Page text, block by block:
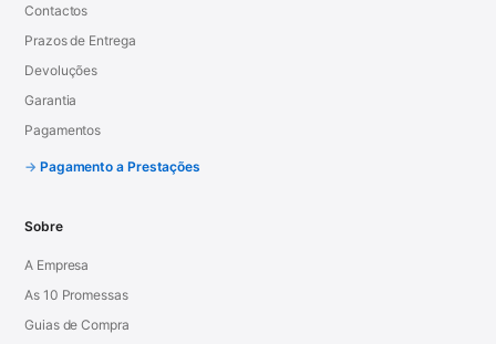
Contactos
Prazos de Entrega
Devoluções
Garantia
Pagamentos
Pagamento a Prestações
Sobre
A Empresa
As 10 Promessas
Guias de Compra